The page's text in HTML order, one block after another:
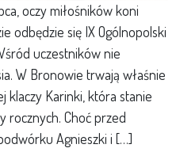
oczy miłośników koni
odbędzie się IX Ogólnopolski
uczestników nie
W Bronowie trwają właśnie
klaczy Karinki, która stanie
rocznych. Choć przed
Agnieszki i […]